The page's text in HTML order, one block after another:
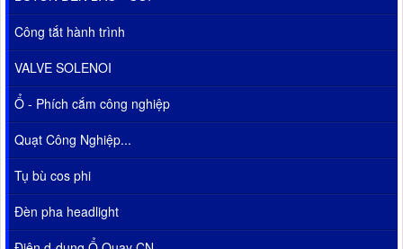
Công tắt hành trình
VALVE SOLENOI
Ổ - Phích cắm công nghiệp
Quạt Công Nghiệp...
Tụ bù cos phi
Đèn pha headlight